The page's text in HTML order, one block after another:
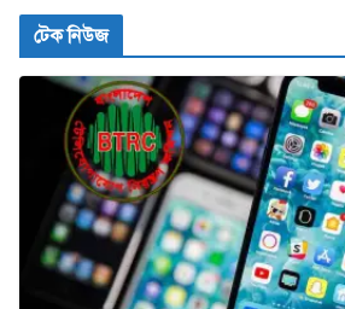
টেক নিউজ